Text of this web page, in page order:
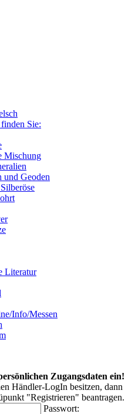
Sie:
Mischung
und Geoden
Literatur
Info/Messen
Zugangsdaten ein!
Händler-LogIn besitzen, dann
"Registrieren" beantragen.
Passwort: